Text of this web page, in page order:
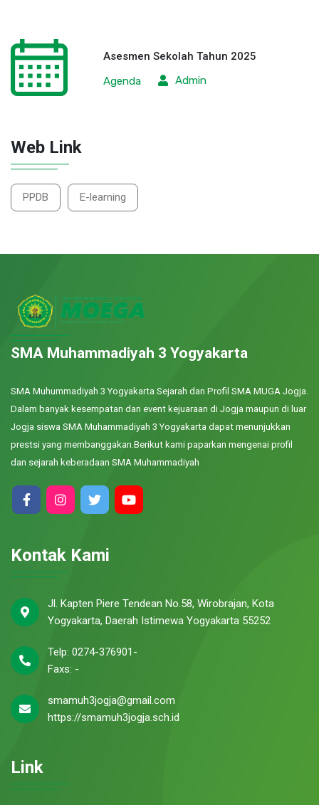
Asesmen Sekolah Tahun 2025
Agenda
Admin
Web Link
PPDB E-learning
SMA Muhammadiyah 3 Yogyakarta
SMA Muhummadiyah 3 Yogyakarta Sejarah dan Profil SMA MUGA Jogja.
Dalam banyak kesempatan dan event kejuaraan di Jogja maupun di luar
Jogja siswa SMA Muhammadiyah 3 Yogyakarta dapat menunjukkan
prestsi yang membanggakan.Berikut kami paparkan mengenai profil
dan sejarah keberadaan SMA Muhammadiyah
Kontak Kami
Jl. Kapten Piere Tendean No.58, Wirobrajan, Kota
Yogyakarta, Daerah Istimewa Yogyakarta 55252
Telp: 0274-376901-
Faxs: -
smamuh3jogja@gmail.com
https://smamuh3jogja.sch.id
Link